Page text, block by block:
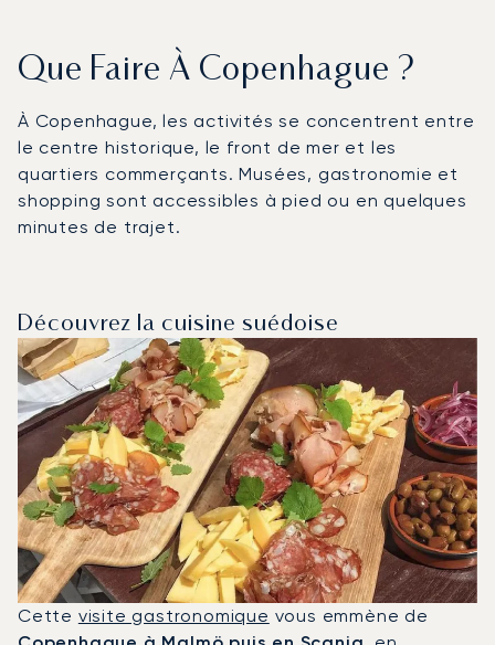
Que Faire À Copenhague ?
À Copenhague, les activités se concentrent entre
le centre historique, le front de mer et les
quartiers commerçants. Musées, gastronomie et
shopping sont accessibles à pied ou en quelques
minutes de trajet.
Découvrez la cuisine suédoise
Cette visite gastronomique vous emmène de